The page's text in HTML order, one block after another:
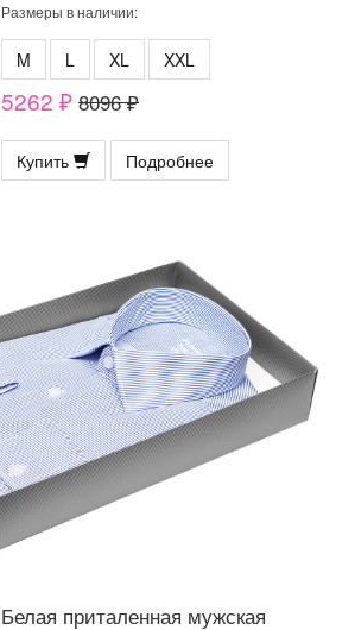
Размеры в наличии:
M L XL XXL
5262 ₽ 8096 ₽
Купить Подробнее
Белая приталенная мужская